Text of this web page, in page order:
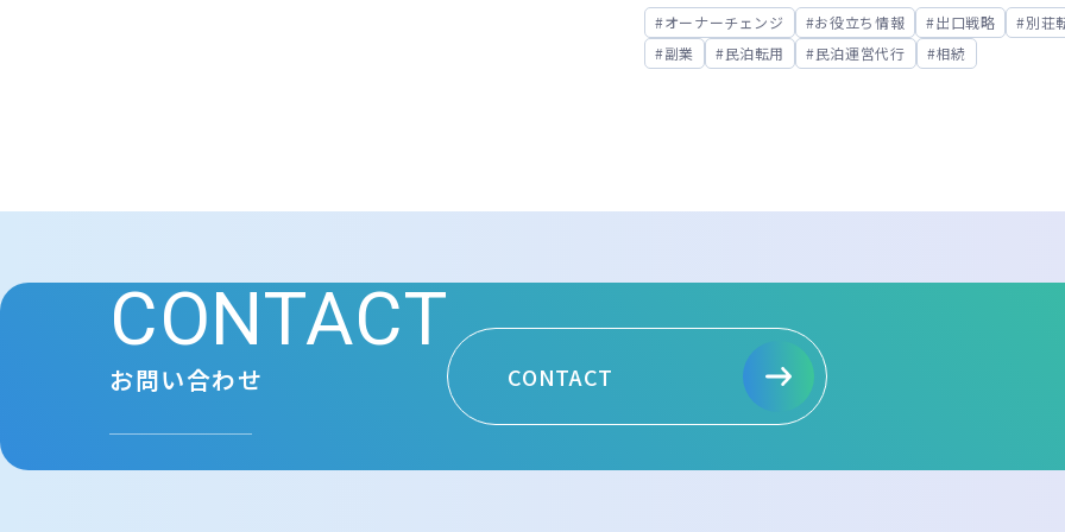
オーナーチェンジ お役立ち情報 出口戦略
別荘
副業
民泊転用 民泊運営代行 相続
CONTACT
お問い合わせ CONTACT